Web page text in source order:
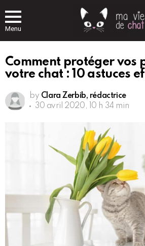
Menu
Comment protéger vos
votre chat : 10 astuces
by Clara Zerbib, rédactrice
30 avril 2020, 10 h 34 min